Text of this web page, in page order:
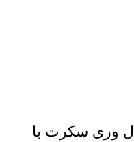
وری سکرت با